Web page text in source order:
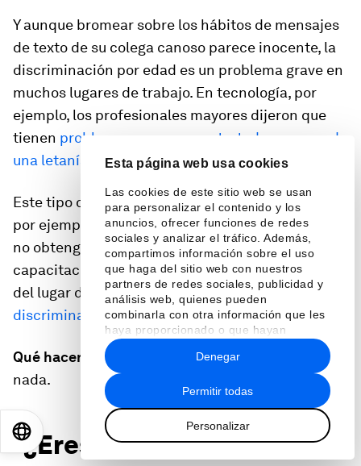
Esta página web usa cookies
Las cookies de este sitio web se usan
para personalizar el contenido y los
anuncios, ofrecer funciones de redes
sociales y analizar el tráfico. Además,
compartimos información sobre el uso
que haga del sitio web con nuestros
partners de redes sociales, publicidad y
análisis web, quienes pueden
combinarla con otra información que les
haya proporcionado o que hayan
recopilado a partir del uso que haya
hecho de sus servicios.
Permitir todas
Personalizar
Denegar
Y aunque bromear sobre los hábitos de mensajes
de texto de su colega canoso parece inocente, la
discriminación por edad es un problema grave en
muchos lugares de trabajo. En tecnología, por
ejemplo, los profesionales mayores dijeron que
tienen problemas para ser contratados a pesar de
una letanía de experiencias pasadas.
Este tipo de comentarios inocentes pueden llevar,
por ejemplo, a que los trabajadores de más edad
no obtengan nuevas oportunidades de
capacitación, se queden fuera del círculo social
del lugar de trabajo y otros signos de
discriminación ilegal por edad .
Qué hacer en su lugar:
una vez más, no digas
nada.
“¿Eres un interna? ¡Te ves